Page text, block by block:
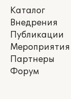
Каталог
Внедрения
Публикации
Мероприятия
Партнеры
Форум